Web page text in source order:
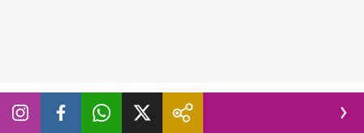
In realtà, ne aveva già parlato giorni fa, quando
Blu Barbara
Prezia
era al televoto con Adriana Volpe, Alessandra